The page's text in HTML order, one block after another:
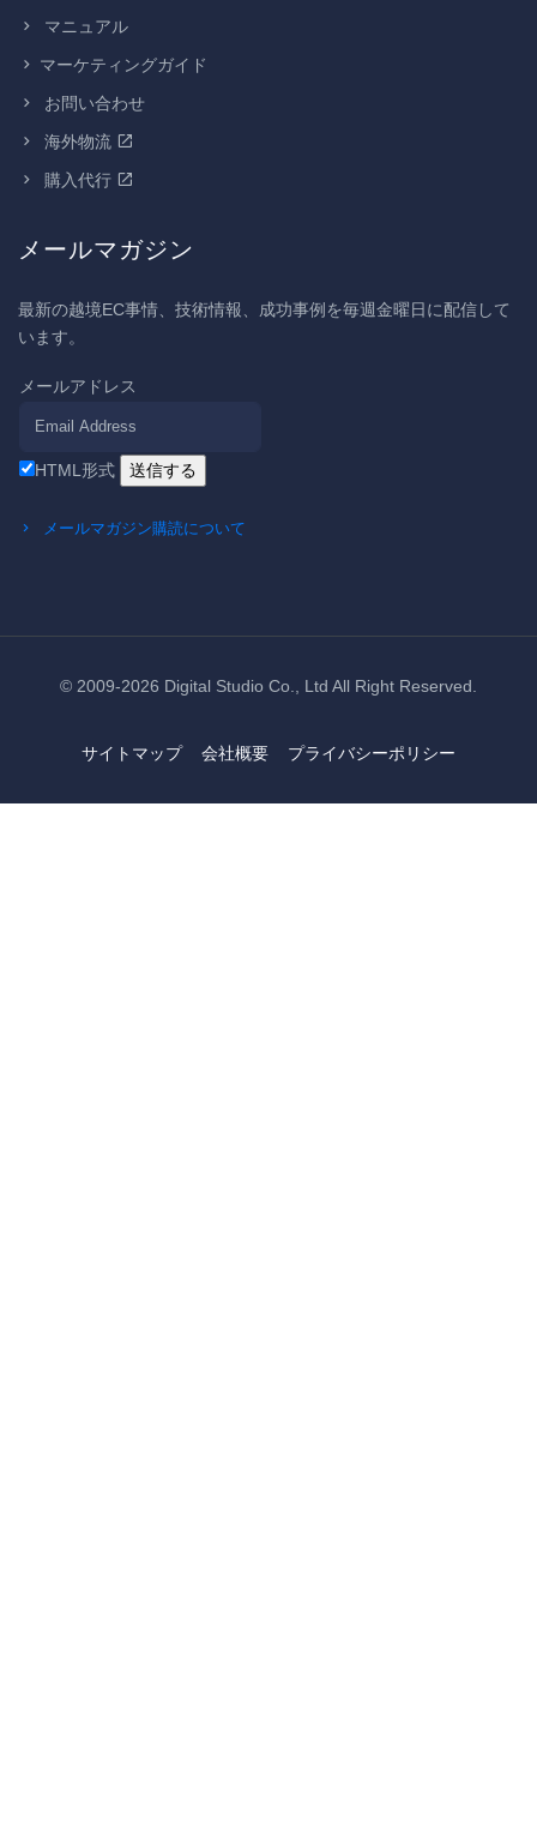
マニュアル
マーケティングガイド
お問い合わせ
海外物流
購入代行
メールマガジン
最新の越境EC事情、技術情報、成功事例を毎週金曜日に配信して
います。
メールアドレス
HTML形式
メールマガジン購読について
© 2009-2026 Digital Studio Co., Ltd All Right Reserved.
サイトマップ 会社概要 プライバシーポリシー